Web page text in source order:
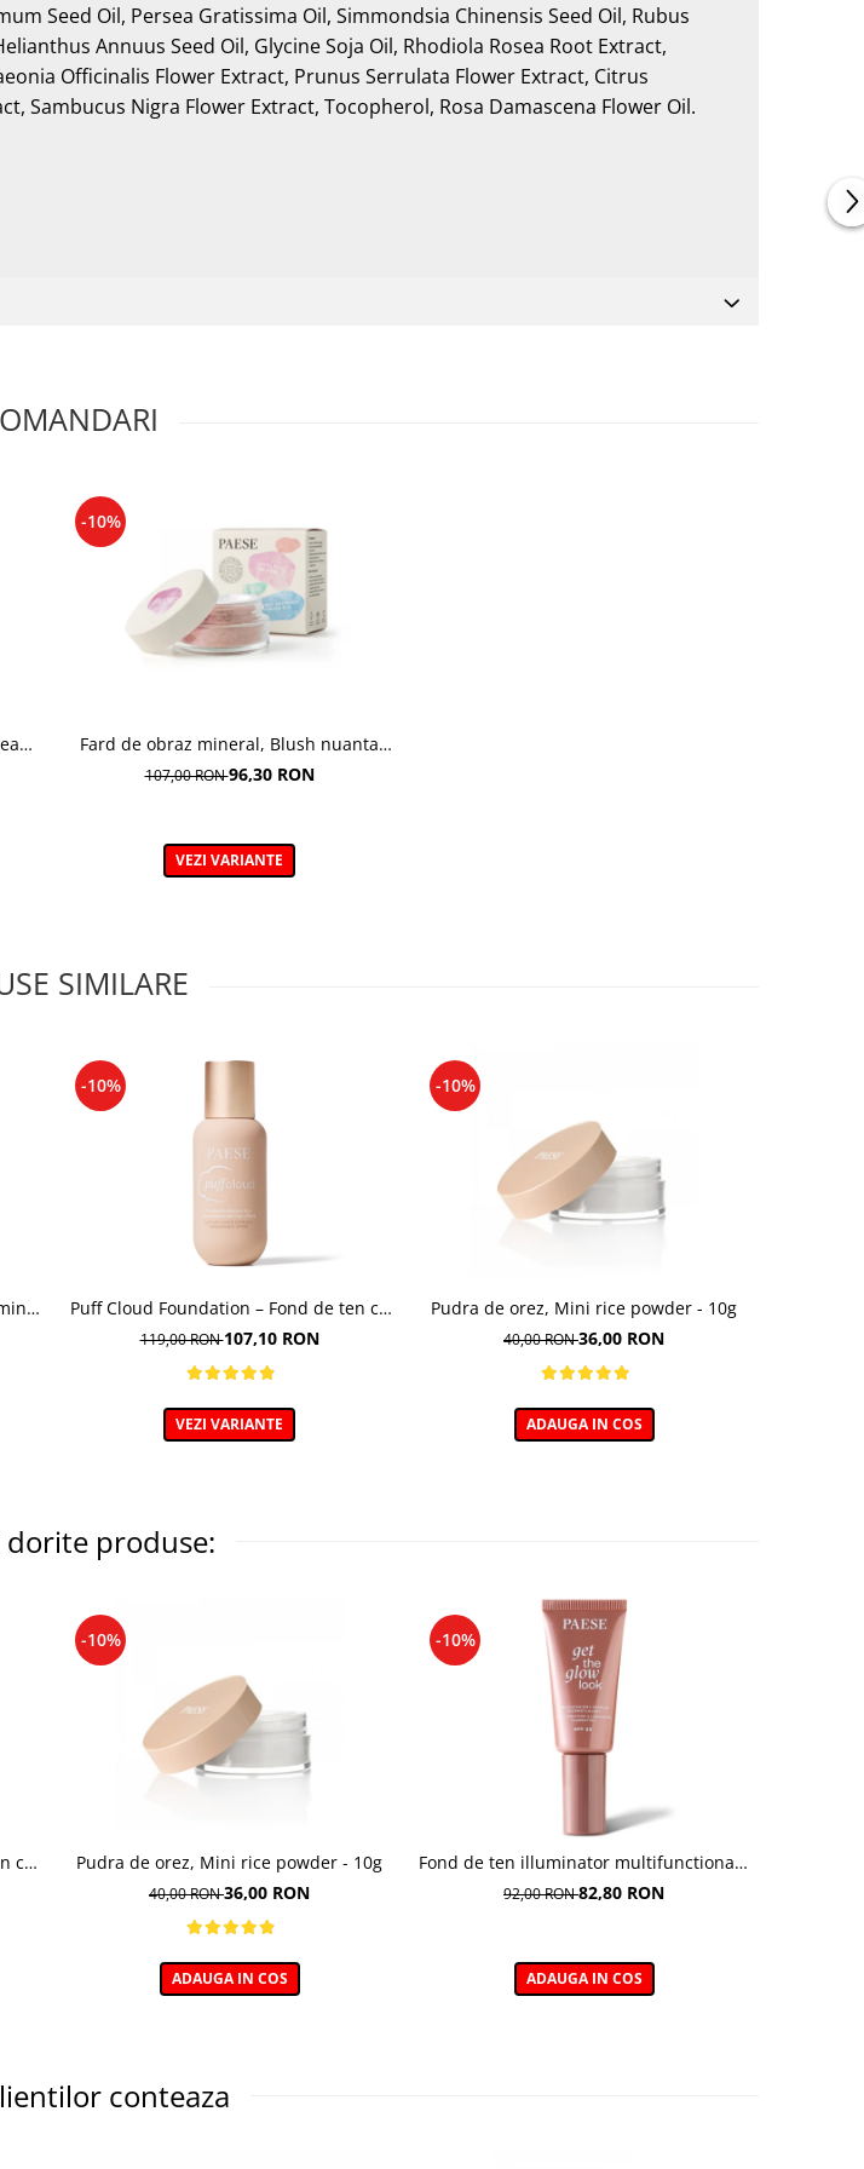
Seed Oil, Persea Gratissima Oil, Simmondsia Chinensis Seed Oil, Rubus
Annuus Seed Oil, Glycine Soja Oil, Rhodiola Rosea Root Extract,
Officinalis Flower Extract, Prunus Serrulata Flower Extract, Citrus
Sambucus Nigra Flower Extract, Tocopherol, Rosa Damascena Flower Oil.
-10%
Fard de obraz mineral, Blush nuanta
302C Mallow - 6g
107,00 RON96,30 RON
VEZI VARIANTE
SIMILARE
-10%
Puff Cloud Foundation – Fond de ten cu
efect natural
119,00 RON107,10 RON
VEZI VARIANTE
-10%
Pudra de orez, Mini rice powder - 10g
40,00 RON36,00 RON
ADAUGA IN COS
dorite produse:
cu
-10%
Pudra de orez, Mini rice powder - 10g
40,00 RON36,00 RON
ADAUGA IN COS
-10%
Fond de ten illuminator multifunctional ,
Multi-function Illuminating Foundation,
nuanta 1N LIGHT BEIGE– 30 ml
92,00 RON82,80 RON
ADAUGA IN COS
conteaza